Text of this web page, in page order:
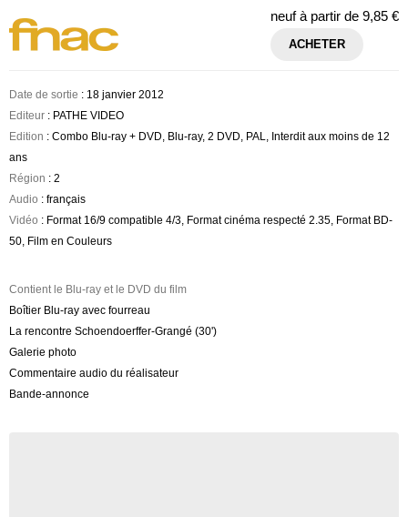
neuf à partir de 9,85 €
ACHETER
Date de sortie : 18 janvier 2012
Editeur : PATHE VIDEO
Edition : Combo Blu-ray + DVD, Blu-ray, 2 DVD, PAL, Interdit aux moins de 12
ans
Région : 2
Audio : français
Vidéo : Format 16/9 compatible 4/3, Format cinéma respecté 2.35, Format BD-
50, Film en Couleurs
Contient le Blu-ray et le DVD du film
Boîtier Blu-ray avec fourreau
La rencontre Schoendoerffer-Grangé (30')
Galerie photo
Commentaire audio du réalisateur
Bande-annonce